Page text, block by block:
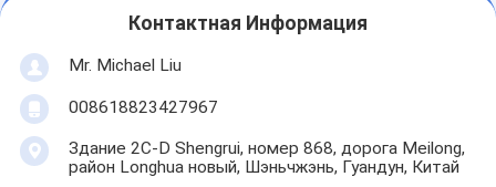
Контактная Информация
Mr. Michael Liu
008618823427967
Здание 2C-D Shengrui, номер 868, дорога Meilong,
район Longhua новый, Шэньчжэнь, Гуандун, Китай